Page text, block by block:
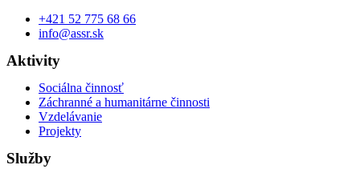
+421 52 775 68 66
info@assr.sk
Aktivity
Sociálna činnosť
Záchranné a humanitárne činnosti
Vzdelávanie
Projekty
Služby